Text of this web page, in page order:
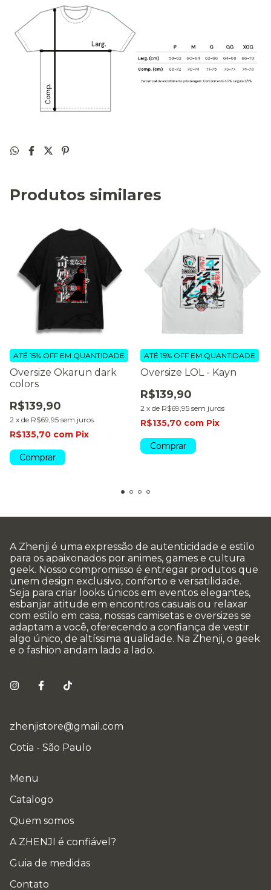
Produtos similares
Oversize Okarun dark
colors
R$139,90
2 x de R$69,95 sem juros
ATÉ 15% OFF EM QUANTIDADE
R$135,70 com Pix
Comprar
Oversize LOL - Kayn
R$139,90
2 x de R$69,95 sem juros
ATÉ 15% OFF EM QUANTIDADE
R$135,70 com Pix
Comprar
A Zhenji é uma expressão de autenticidade e estilo
para os apaixonados por animes, games e cultura
geek. Nosso compromisso é entregar produtos que
unem design exclusivo, conforto e versatilidade.
Seja para criar looks únicos em eventos elegantes,
esbanjar atitude em encontros casuais ou relaxar
com estilo em casa, nossas camisetas e oversizes se
adaptam a você, oferecendo a confiança de vestir
algo único, de altíssima qualidade. Na Zhenji, o geek
e o fashion andam lado a lado.
zhenjistore@gmail.com
Cotia - São Paulo
Menu
Catalogo
Quem somos
A ZHENJI é confiável?
Guia de medidas
Contato